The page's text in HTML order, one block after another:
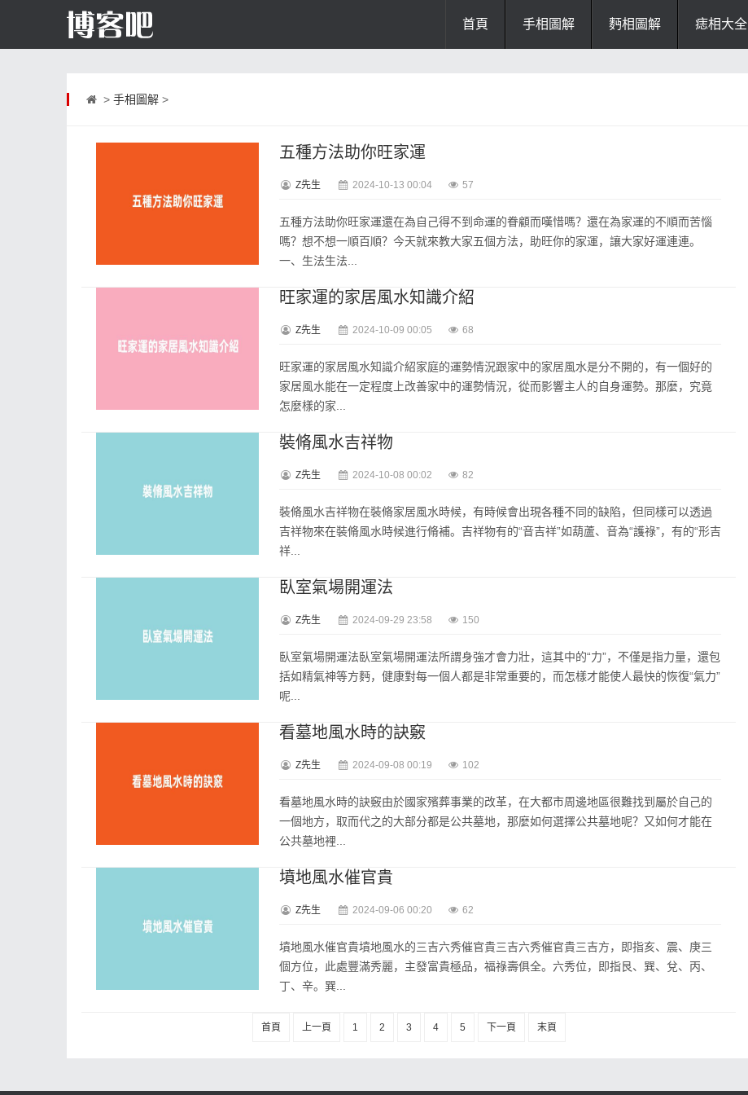
首頁 手相圖解 麪相圖解 痣相大全
> 手相圖解>
五種方法助你旺家運
Z先生 2024-10-13 00:04 57
五種方法助你旺家運還在為自己得不到命運的眷顧而嘆惜嗎？還在為家運的不順而苦惱
嗎？想不想一順百順？今天就來教大家五個方法，助旺你的家運，讓大家好運連連。
一、生法生法...
旺家運的家居風水知識介紹
Z先生 2024-10-09 00:05 68
旺家運的家居風水知識介紹家庭的運勢情況跟家中的家居風水是分不開的，有一個好的
家居風水能在一定程度上改善家中的運勢情況，從而影響主人的自身運勢。那麼，究竟
怎麼樣的家...
裝脩風水吉祥物
Z先生 2024-10-08 00:02 82
裝脩風水吉祥物在裝脩家居風水時候，有時候會出現各種不同的缺陷，但同樣可以透過
吉祥物來在裝脩風水時候進行脩補。吉祥物有的“音吉祥”如葫蘆、音為“護祿”，有的“形吉
祥...
臥室氣場開運法
Z先生 2024-09-29 23:58 150
臥室氣場開運法臥室氣場開運法所謂身強才會力壯，這其中的“力”，不僅是指力量，還包
括如精氣神等方麪，健康對每一個人都是非常重要的，而怎樣才能使人最快的恢復“氣力”
呢...
看墓地風水時的訣竅
Z先生 2024-09-08 00:19 102
看墓地風水時的訣竅由於國家殯葬事業的改革，在大都市周邊地區很難找到屬於自己的
一個地方，取而代之的大部分都是公共墓地，那麼如何選擇公共墓地呢？又如何才能在
公共墓地裡...
墳地風水催官貴
Z先生 2024-09-06 00:20 62
墳地風水催官貴墳地風水的三吉六秀催官貴三吉六秀催官貴三吉方，即指亥、震、庚三
個方位，此處豐滿秀麗，主發富貴極品，福祿壽俱全。六秀位，即指艮、巽、兌、丙、
丁、辛。巽...
首頁 上一頁 1 2 3 4 5 下一頁 末頁